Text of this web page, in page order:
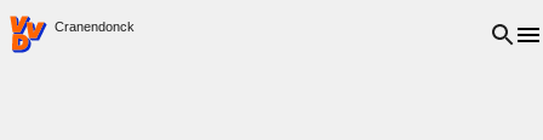
VVD.nl - Ga naar de homepage
Cranendonck Open